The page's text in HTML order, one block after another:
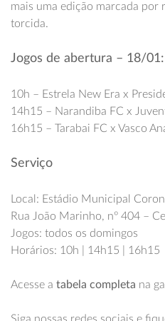
mais uma edição marcada por
torcida.
Jogos de abertura – 18/01:
10h – Estrela New Era x
14h15 – Narandiba FC x
16h15 – Tarabai FC x Vasco
Serviço
Local: Estádio Municipal
Rua João Marinho, nº 404 –
Jogos: todos os domingos
Horários: 10h | 14h15 | 16h15
Acesse a tabela completa na